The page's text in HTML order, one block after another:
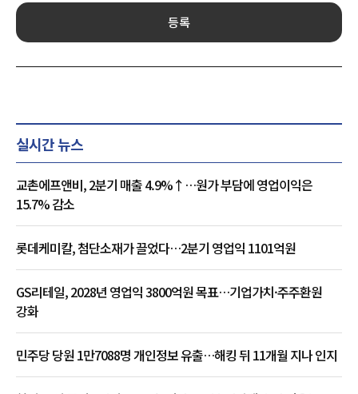
등록
실시간 뉴스
교촌에프앤비, 2분기 매출 4.9%↑…원가 부담에 영업이익은
15.7% 감소
롯데케미칼, 첨단소재가 끌었다…2분기 영업익 1101억원
GS리테일, 2028년 영업익 3800억원 목표…기업가치·주주환원
강화
민주당 당원 1만7088명 개인정보 유출…해킹 뒤 11개월 지나 인지